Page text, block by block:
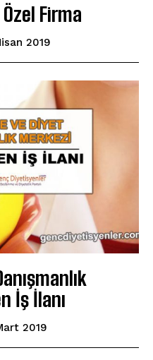
Firma
2019
İş İlanı
2019